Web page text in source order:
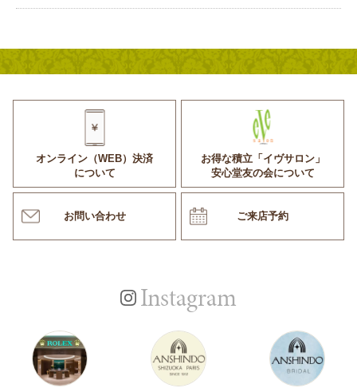
オンライン（WEB）決済
について
お得な積立「イヴサロン」
安心堂友の会について
お問い合わせ ご来店予約
Instagram